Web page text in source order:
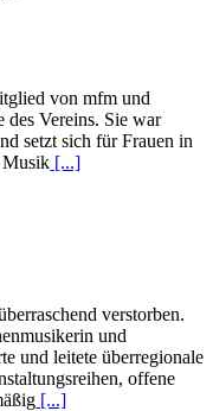
von mfm und
des Vereins. Sie war
setzt sich für Frauen in
Musik [...]
verstorben.
und
und leitete überregionale
offene
[...]